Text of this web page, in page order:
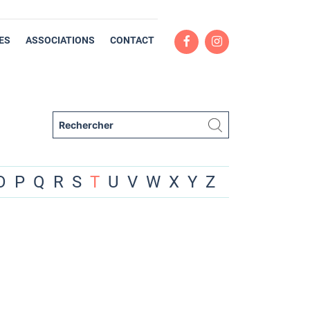
ASSOCIATIONS CONTACT
P Q R S T U V W X Y Z